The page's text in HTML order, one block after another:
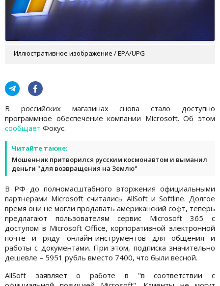
Иллюстративное изображение / EPA/UPG
В российских магазинах снова стало доступно
программное обеспечение компании Microsoft. Об этом
сообщает Фокус.
Читайте также:
Мошенник притворился русским космонавтом и выманил
деньги "для возвращения на Землю"
В РФ до полномасштабного вторжения официальными
партнерами Microsoft считались AllSoft и Softline. Долгое
время они не могли продавать американский софт, теперь
предлагают пользователям сервис Microsoft 365 с
доступом в Microsoft Office, корпоративной электронной
почте и ряду онлайн-инструментов для общения и
работы с документами. При этом, подписка значительно
дешевле – 5951 рубль вместо 7400, что были весной.
AllSoft заявляет о работе в "в соответствии с